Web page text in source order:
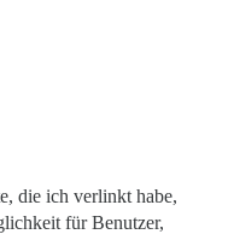
, die ich verlinkt habe,
für Benutzer,